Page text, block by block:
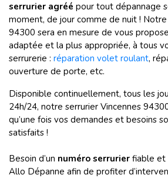
serrurier agréé pour tout dépannage
moment, de jour comme de nuit !
94300 sera en mesure de vous
adaptée et la plus appropriée, à tous
serrurerie : réparation volet roulant,
ouverture de porte, etc.
Disponible continuellement, tous les
24h/24, notre serrurier Vincennes
qu’une fois vos demandes et besoins
satisfaits !
Besoin d’un numéro serrurier fiable et
Allo Dépanne afin de profiter